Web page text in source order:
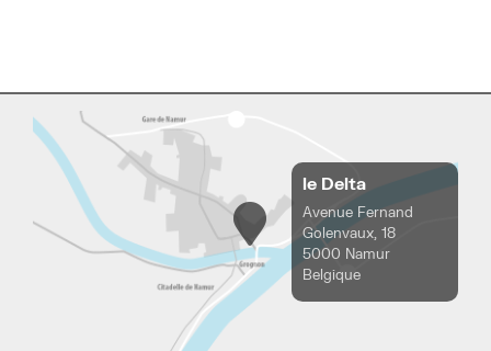
le Delta
Avenue Fernand
Golenvaux, 18
5000 Namur
Belgique